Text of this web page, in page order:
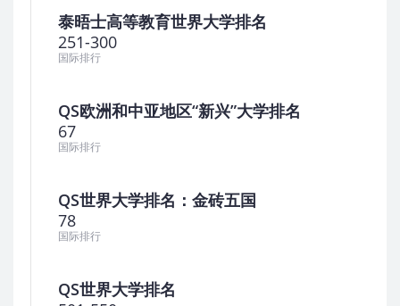
泰晤士高等教育世界大学排名
251-300
国际排行
QS欧洲和中亚地区“新兴”大学排名
67
国际排行
QS世界大学排名：金砖五国
78
国际排行
QS世界大学排名